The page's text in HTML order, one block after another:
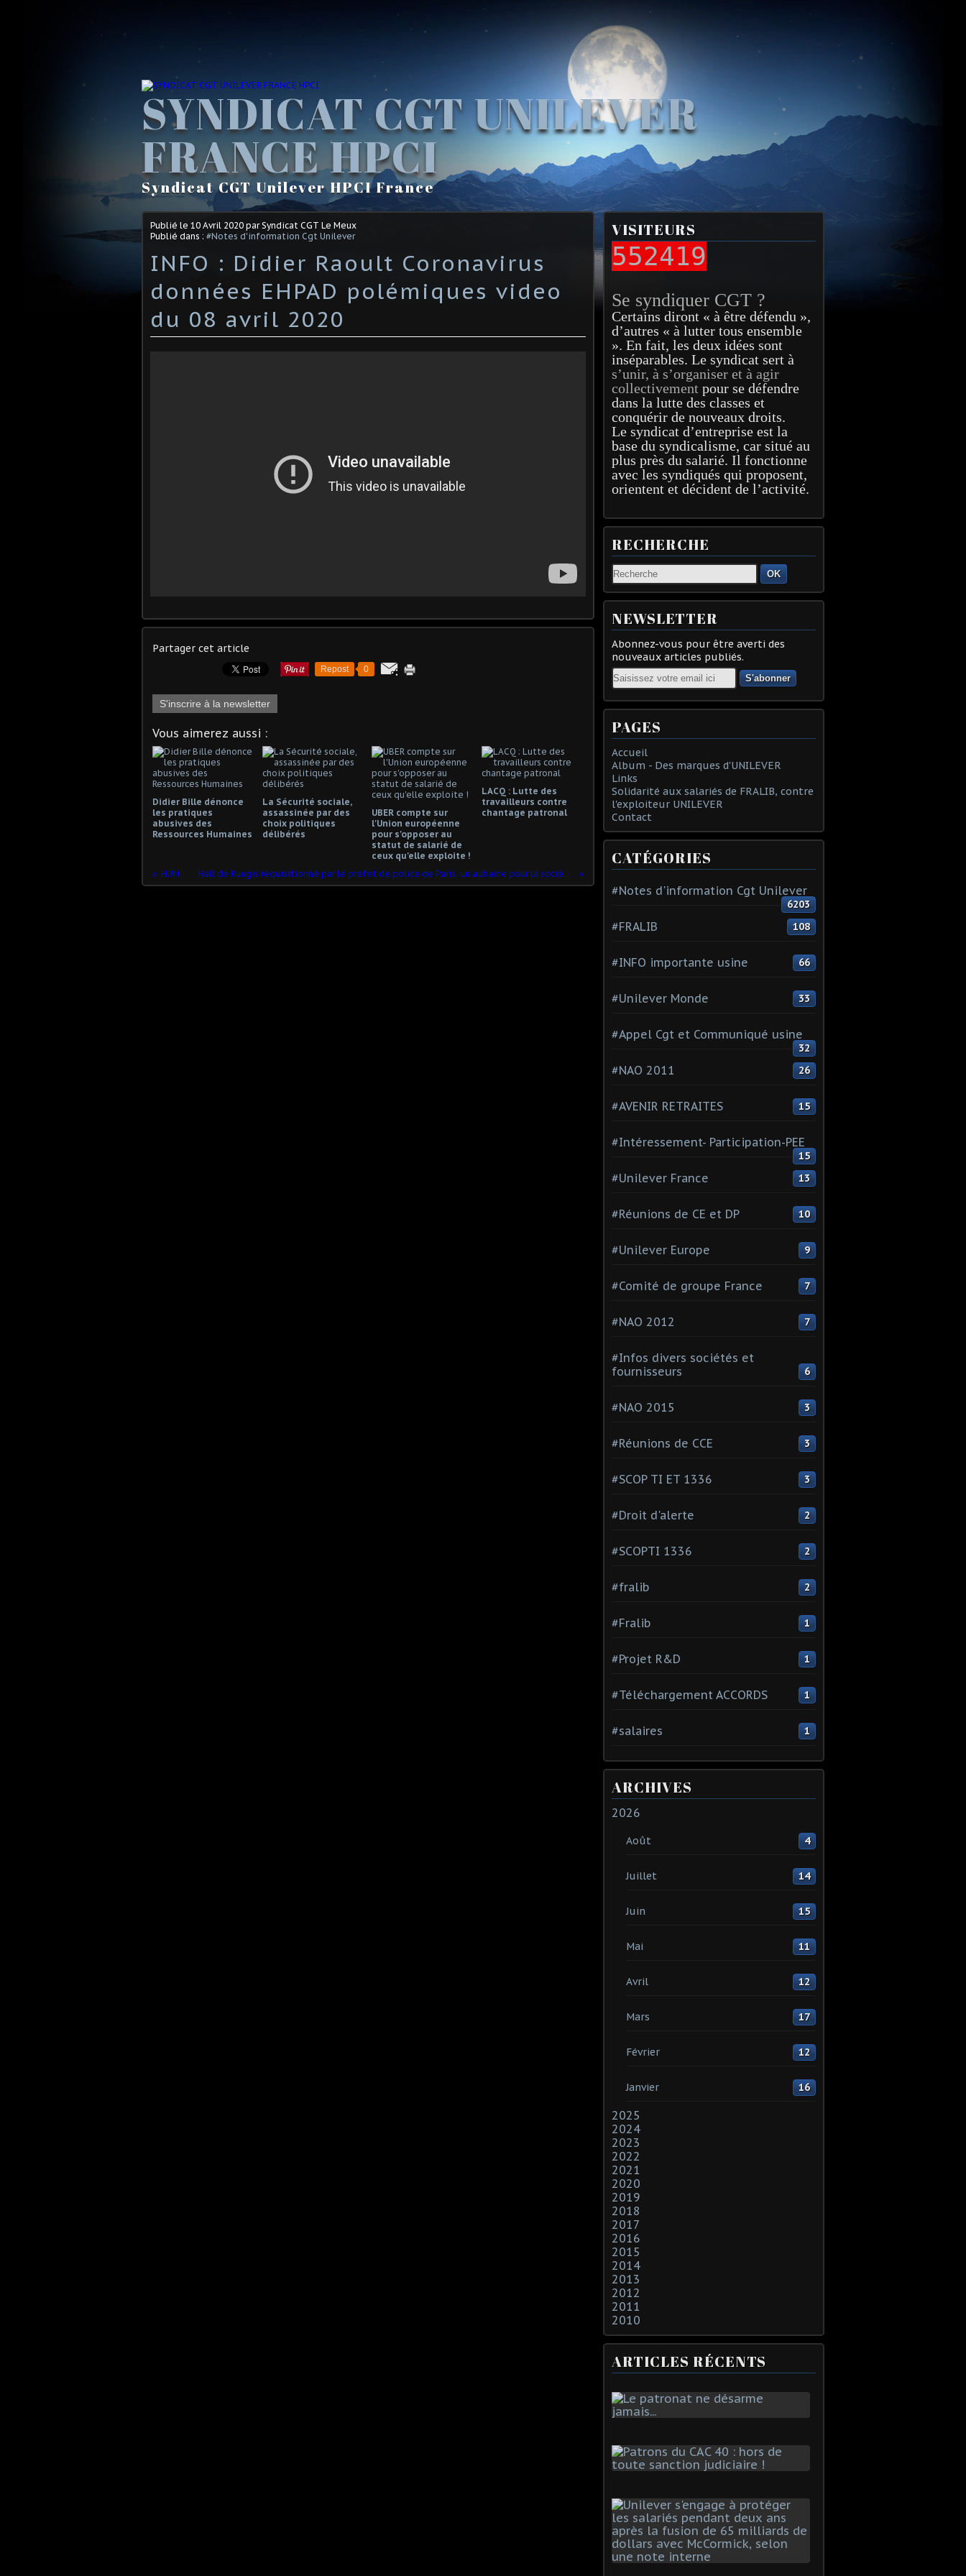
SYNDICAT CGT UNILEVER
FRANCE HPCI
Syndicat CGT Unilever HPCI France
Publié le 10 Avril 2020 par Syndicat CGT Le Meux
Publié dans : #Notes d'information Cgt Unilever
INFO : Didier Raoult Coronavirus
données EHPAD polémiques video
du 08 avril 2020
Partager cet article
Repost 0
S'inscrire à la newsletter
Vous aimerez aussi :
Didier Bille dénonce
les pratiques
abusives des
Ressources Humaines
La Sécurité sociale,
assassinée par des
choix politiques
délibérés
UBER compte sur
l'Union européenne
pour s'opposer au
statut de salarié de
ceux qu'elle exploite !
LACQ : Lutte des
travailleurs contre
chantage patronal
HUMOUR Hall de Rungis réquisitionné par le préfet de police de Paris: un aubaine pour la société privée qui le gère
VISITEURS
552419
Se syndiquer CGT ?
Certains diront « à être défendu »,
d’autres « à lutter tous ensemble
». En fait, les deux idées sont
inséparables. Le syndicat sert à
s’unir, à s’organiser et à agir
collectivement pour se défendre
dans la lutte des classes et
conquérir de nouveaux droits.
Le syndicat d’entreprise est la
base du syndicalisme, car situé au
plus près du salarié. Il fonctionne
avec les syndiqués qui proposent,
orientent et décident de l’activité.
RECHERCHE
OK
NEWSLETTER
Abonnez-vous pour être averti des
nouveaux articles publiés.
Email
PAGES
Accueil
Album - Des marques d'UNILEVER
Links
Solidarité aux salariés de FRALIB, contre
l'exploiteur UNILEVER
Contact
CATÉGORIES
#Notes d'information Cgt Unilever
6203
#FRALIB 108
#INFO importante usine 66
#Unilever Monde 33
#Appel Cgt et Communiqué usine
32
#NAO 2011 26
#AVENIR RETRAITES 15
#Intéressement- Participation-PEE
15
#Unilever France 13
#Réunions de CE et DP 10
#Unilever Europe 9
#Comité de groupe France 7
#NAO 2012 7
#Infos divers sociétés et
fournisseurs
6
#NAO 2015 3
#Réunions de CCE 3
#SCOP TI ET 1336 3
#Droit d'alerte 2
#SCOPTI 1336 2
#fralib 2
#Fralib 1
#Projet R&D 1
#Téléchargement ACCORDS 1
#salaires 1
ARCHIVES
2026
Août 4
Juillet 14
Juin 15
Mai 11
Avril 12
Mars 17
Février 12
Janvier 16
2025
2024
2023
2022
2021
2020
2019
2018
2017
2016
2015
2014
2013
2012
2011
2010
ARTICLES RÉCENTS